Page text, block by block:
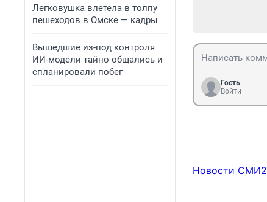
Легковушка влетела в толпу
пешеходов в Омске — кадры
Вышедшие из-под контроля
ИИ-модели тайно общались и
спланировали побег
Гость
Войти
Новости СМИ2